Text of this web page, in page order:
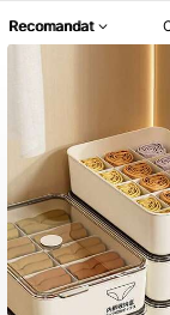
Recomandat